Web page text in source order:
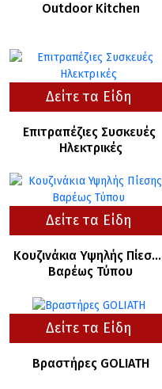
Outdoor Kitchen
Δείτε τα Είδη
Επιτραπέζιες Συσκευές
Ηλεκτρικές
Δείτε τα Είδη
Κουζινάκια Υψηλής Πίεσης
Βαρέως Τύπου
Δείτε τα Είδη
Βραστήρες GOLIATH